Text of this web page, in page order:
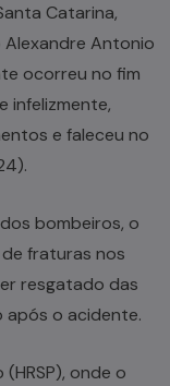
Catarina,
Antonio
ocorreu no fim
infelizmente,
e faleceu no
bombeiros, o
fraturas nos
resgatado das
após o acidente.
onde o